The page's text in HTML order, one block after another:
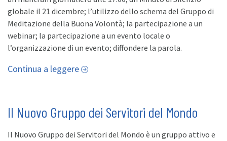
globale il 21 dicembre; l’utilizzo dello schema del Gruppo di
Meditazione della Buona Volontà; la partecipazione a un
webinar; la partecipazione a un evento locale o
l’organizzazione di un evento; diffondere la parola.
Continua a leggere
Il Nuovo Gruppo dei Servitori del Mondo
Il Nuovo Gruppo dei Servitori del Mondo è un gruppo attivo e